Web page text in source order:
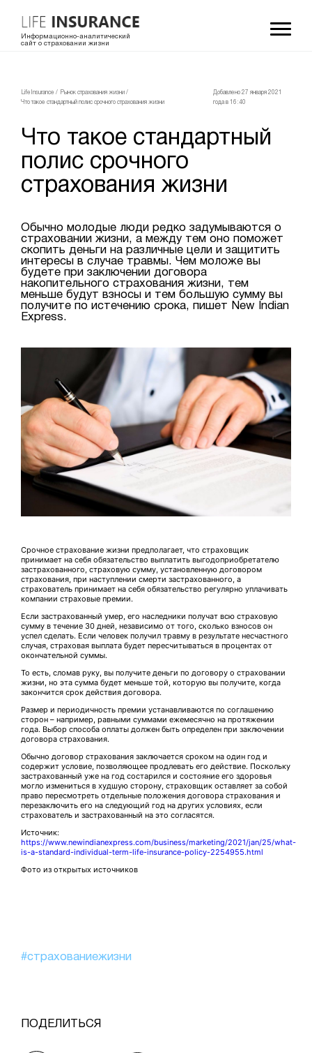
Информационно-аналитический
сайт о страховании жизни
LifeInsurance / Рынок страхования жизни /
Что такое стандартный полис срочного страхования жизни
Добавлено 27 января 2021
года в 16:40
Что такое стандартный
полис срочного
страхования жизни
Обычно молодые люди редко задумываются о
страховании жизни, а между тем оно поможет
скопить деньги на различные цели и защитить
интересы в случае травмы. Чем моложе вы
будете при заключении договора
накопительного страхования жизни, тем
меньше будут взносы и тем большую сумму вы
получите по истечению срока, пишет New Indian
Express.
Срочное страхование жизни предполагает, что страховщик
принимает на себя обязательство выплатить выгодоприобретателю
застрахованного, страховую сумму, установленную договором
страхования, при наступлении смерти застрахованного, а
страхователь принимает на себя обязательство регулярно уплачивать
компании страховые премии.
Если застрахованный умер, его наследники получат всю страховую
сумму в течение 30 дней, независимо от того, сколько взносов он
успел сделать. Если человек получил травму в результате несчастного
случая, страховая выплата будет пересчитываться в процентах от
окончательной суммы.
То есть, сломав руку, вы получите деньги по договору о страховании
жизни, но эта сумма будет меньше той, которую вы получите, когда
закончится срок действия договора.
Размер и периодичность премии устанавливаются по соглашению
сторон – например, равными суммами ежемесячно на протяжении
года. Выбор способа оплаты должен быть определен при заключении
договора страхования.
Обычно договор страхования заключается сроком на один год и
содержит условие, позволяющее продлевать его действие. Поскольку
застрахованный уже на год состарился и состояние его здоровья
могло измениться в худшую сторону, страховщик оставляет за собой
право пересмотреть отдельные положения договора страхования и
перезаключить его на следующий год на других условиях, если
страхователь и застрахованный на это согласятся.
Источник:
https://www.newindianexpress.com/business/marketing/2021/jan/25/what-
is-a-standard-individual-term-life-insurance-policy-2254955.html
Фото из открытых источников
#страхованиежизни
ПОДЕЛИТЬСЯ